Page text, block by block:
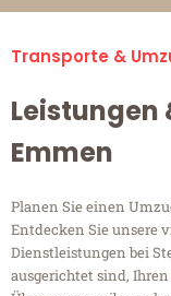
Transporte &
Leistungen
Emmen
Planen Sie einen
Entdecken Sie unsere
Dienstleistungen bei
ausgerichtet sind,